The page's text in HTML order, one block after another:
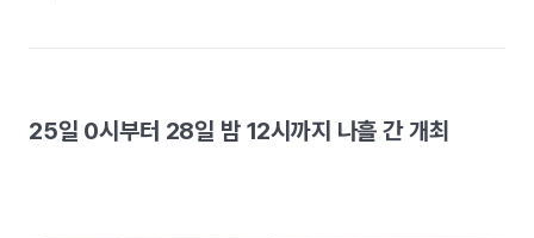
25일 0시부터 28일 밤 12시까지 나흘 간 개최